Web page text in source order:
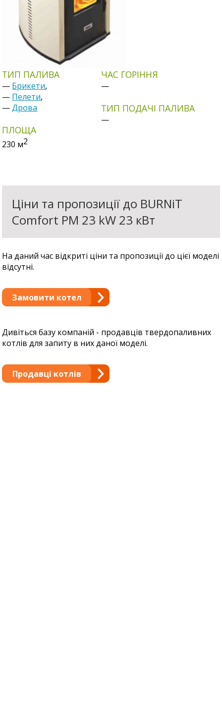
ТИП ПАЛИВА
— Брикети,
— Пелети,
—Дрова
ПЛОЩА
230 м2
ЧАС ГОРІННЯ
—
ТИП ПОДАЧІ ПАЛИВА
—
Ціни та пропозиції до BURNiT
Comfort PM 23 kW 23 кВт
На даний час відкриті ціни та пропозиції до цієї моделі
відсутні.
Замовити котел
Дивіться базу компаній - продавців твердопаливних
котлів для запиту в них даної моделі.
Продавці котлів